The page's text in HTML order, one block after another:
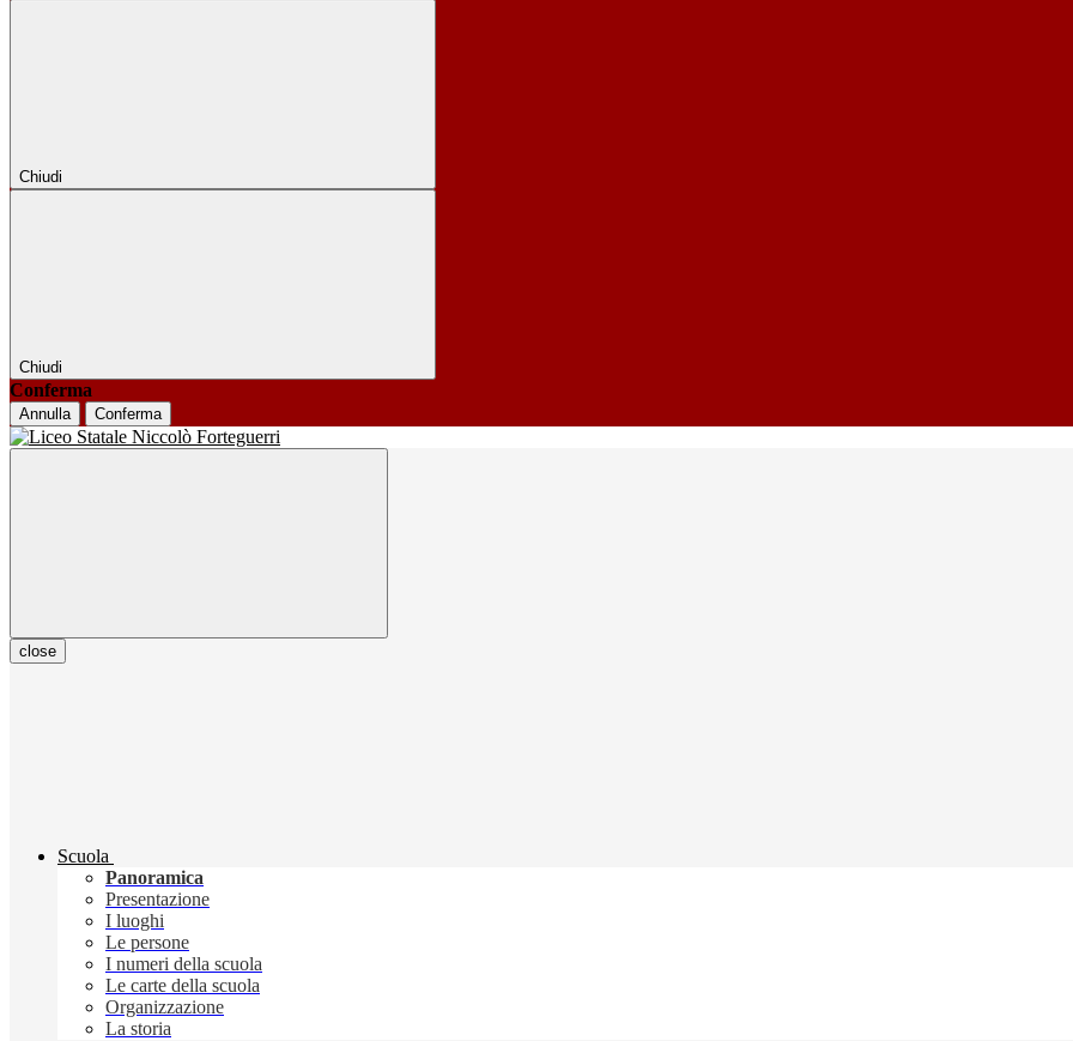
Chiudi
Chiudi
Conferma
Annulla Conferma
close
Scuola
Panoramica
Presentazione
I luoghi
Le persone
I numeri della scuola
Le carte della scuola
Organizzazione
La storia